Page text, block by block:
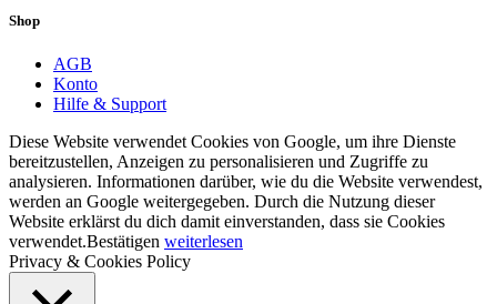
Shop
AGB
Konto
Hilfe & Support
Diese Website verwendet Cookies von Google, um ihre Dienste
bereitzustellen, Anzeigen zu personalisieren und Zugriffe zu
analysieren. Informationen darüber, wie du die Website verwendest,
werden an Google weitergegeben. Durch die Nutzung dieser
Website erklärst du dich damit einverstanden, dass sie Cookies
verwendet.Bestätigen weiterlesen
Privacy & Cookies Policy